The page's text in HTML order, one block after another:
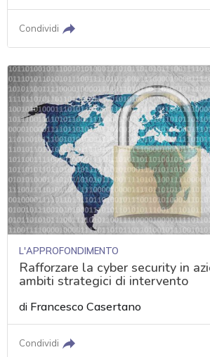
Condividi
L'APPROFONDIMENTO
Rafforzare la cyber security in
ambiti strategici di intervento
di Francesco Casertano
Condividi